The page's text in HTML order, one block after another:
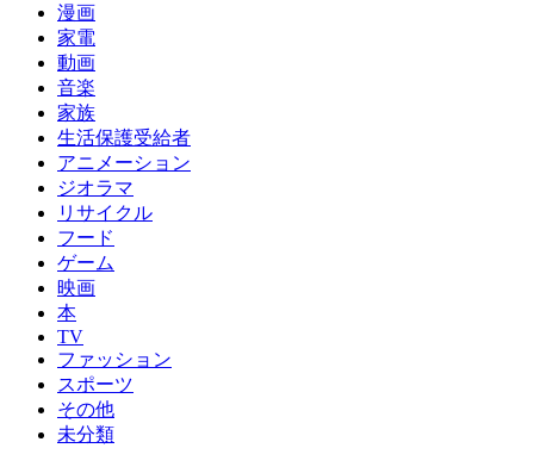
漫画
家電
動画
音楽
家族
生活保護受給者
アニメーション
ジオラマ
リサイクル
フード
ゲーム
映画
本
TV
ファッション
スポーツ
その他
未分類